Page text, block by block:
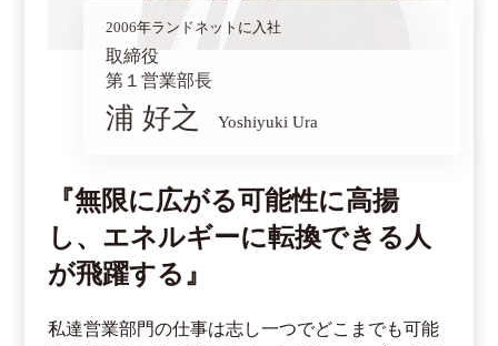
2006年ランドネットに入社
取締役
第１営業部長
浦 好之 Yoshiyuki Ura
『無限に広がる可能性に高揚
し、エネルギーに転換できる人
が飛躍する』
私達営業部門の仕事は志し一つでどこまでも可能